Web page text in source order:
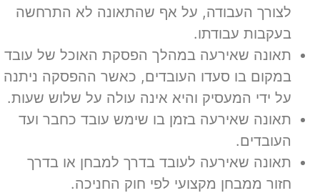
לצורך העבודה, על אף שהתאונה לא התרחשה
בעקבות עבודתו.
תאונה שאירעה במהלך הפסקת האוכל של עובד
במקום בו סעדו העובדים, כאשר ההפסקה ניתנה
על ידי המעסיק והיא אינה עולה על שלוש שעות.
תאונה שאירעה בזמן בו שימש עובד כחבר ועד
העובדים.
תאונה שאירעה לעובד בדרך למבחן או בדרך
חזור ממבחן מקצועי לפי חוק החניכה.